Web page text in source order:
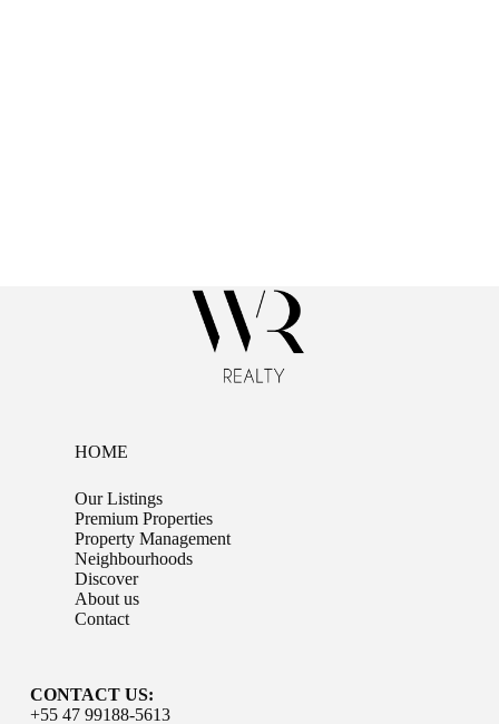
HOME
Our Listings
Premium Properties
Property Management
Neighbourhoods
Discover
About us
Contact
CONTACT US:
+55 47 99188-5613